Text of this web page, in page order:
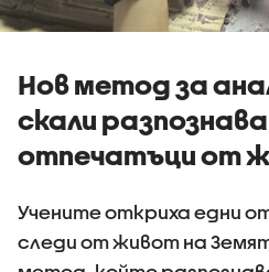
Нов метод за
скали
отпечатъци от
Учените откриха едни
следи от живот на